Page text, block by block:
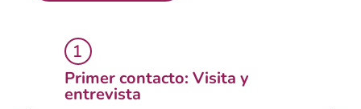
Primer contacto: Visita y
entrevista